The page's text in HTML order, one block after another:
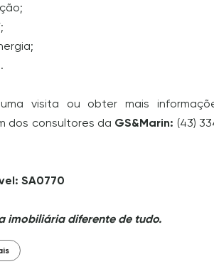
visita ou obter mais
dos consultores da GS&Marin: (43)
SA0770
imobiliária diferente de tudo.